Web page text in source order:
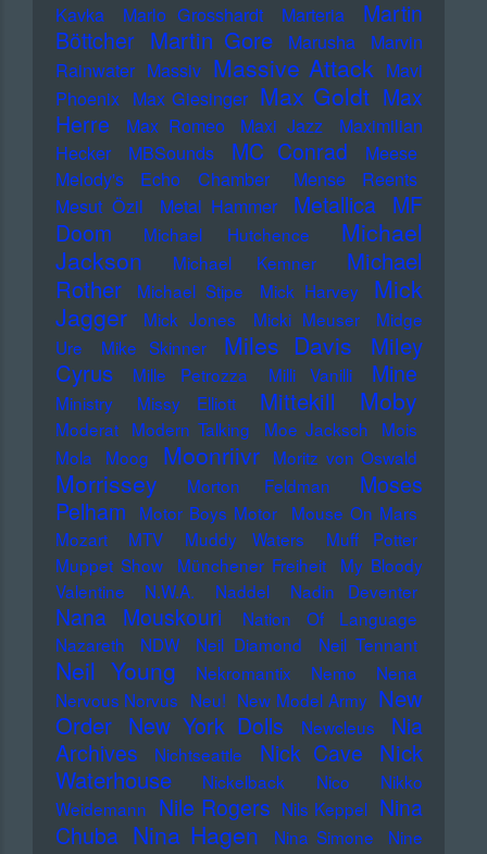
Kavka
Marlo Grosshardt Marteria
Martin
Böttcher Martin Gore Marusha
Marvin
Rainwater Massiv Massive Attack Mavi
Phoenix Max Giesinger Max Goldt Max
Herre
Max Romeo Maxi Jazz
Maximilian
Hecker
MBSounds MC Conrad
Meese
Melody's Echo Chamber
Mense Reents
Mesut Özil
Metal Hammer Metallica MF
Doom
Michael Hutchence
Michael
Jackson
Michael Kemner
Michael
Rother
Michael Stipe Mick Harvey
Mick
Jagger
Mick Jones Micki Meuser
Midge
Ure
Mike Skinner Miles Davis
Miley
Cyrus
Mille Petrozza Milli Vanilli Mine
Ministry Missy Elliott Mittekill Moby
Moderat Modern Talking Moe Jacksch
Mois
Mola
Moog Moonriivr Moritz von Oswald
Morrissey Morton Feldman
Moses
Pelham
Motor Boys Motor
Mouse On Mars
Mozart
MTV Muddy Waters
Muff Potter
Muppet Show
Münchener Freiheit
My Bloody
Valentine
N.W.A. Naddel Nadin Deventer
Nana Mouskouri
Nation Of Language
Nazareth
NDW Neil Diamond Neil Tennant
Neil Young Nekromantix Nemo
Nena
Nervous Norvus Neu! New Model Army New
Order New York Dolls Newcleus
Nia
Archives
Nichtseattle Nick Cave
Nick
Waterhouse
Nickelback Nico
Nikko
Weidemann Nile Rogers Nils Keppel Nina
Chuba Nina Hagen Nina Simone
Nine